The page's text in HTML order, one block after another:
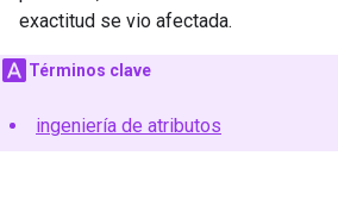
exactitud se vio afectada.
Términos clave
ingeniería de atributos